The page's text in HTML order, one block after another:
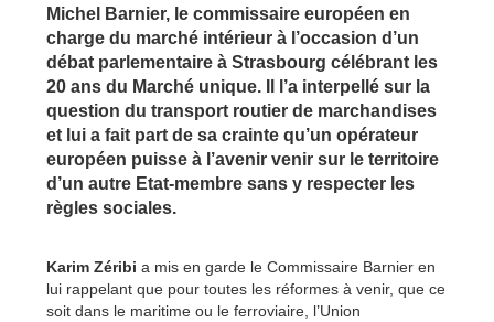
Michel Barnier, le commissaire européen en
charge du marché intérieur à l’occasion d’un
débat parlementaire à Strasbourg célébrant les
20 ans du Marché unique. Il l’a interpellé sur la
question du transport routier de marchandises
et lui a fait part de sa crainte qu’un opérateur
européen puisse à l’avenir venir sur le territoire
d’un autre Etat-membre sans y respecter les
règles sociales.
Karim Zéribi a mis en garde le Commissaire Barnier en
lui rappelant que pour toutes les réformes à venir, que ce
soit dans le maritime ou le ferroviaire, l’Union